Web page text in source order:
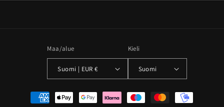
Maa/alue
Suomi | EUR €
Kieli
Suomi
Maksutavat